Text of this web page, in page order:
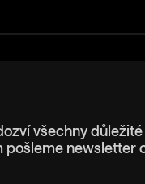
všechny důležité
newsletter